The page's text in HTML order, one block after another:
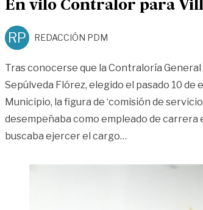
En vilo Contralor para
RP REDACCIÓN PDM
Tras conocerse que la Contraloría
Sepúlveda Flórez, elegido el pasado 10
Municipio, la figura de ‘comisión de
desempeñaba como empleado de carrera
buscaba ejercer el cargo…